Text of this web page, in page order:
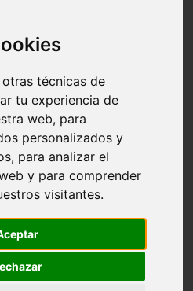
técnicas de
tu experiencia de
web, para
personalizados y
para analizar el
y para comprender
visitantes.
llanos-de-aridane